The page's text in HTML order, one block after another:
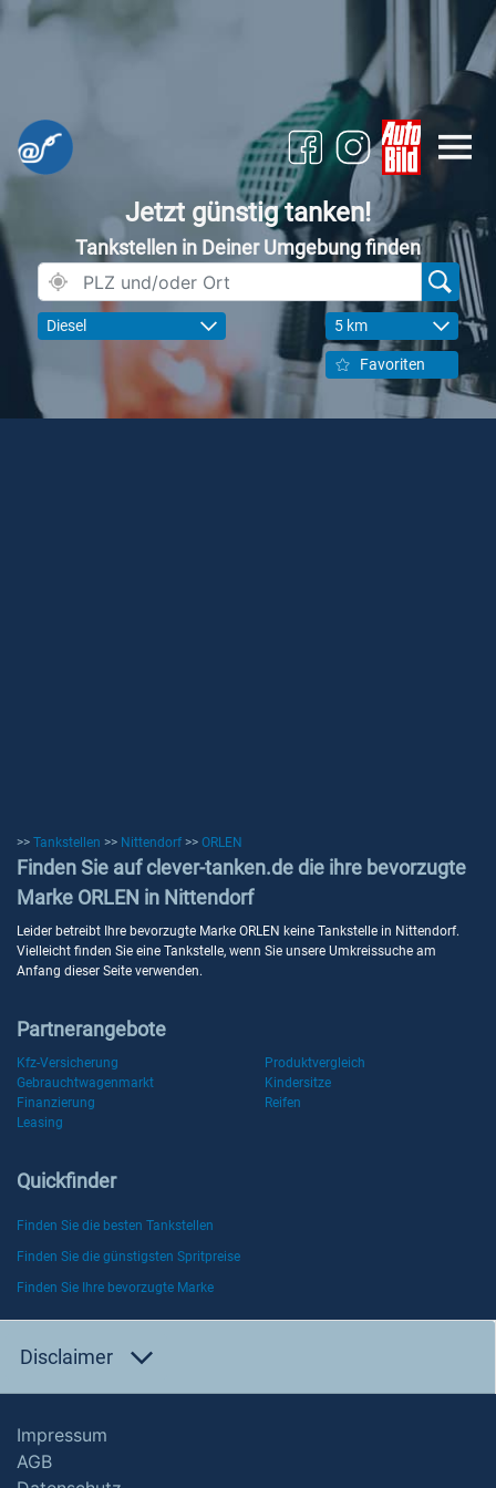
Jetzt günstig tanken!
Tankstellen in Deiner Umgebung finden
Diesel 5 km
Favoriten
>> Tankstellen >> Nittendorf >> ORLEN
Finden Sie auf clever-tanken.de die ihre bevorzugte
Marke ORLEN in Nittendorf
Leider betreibt Ihre bevorzugte Marke ORLEN keine Tankstelle in Nittendorf.
Vielleicht finden Sie eine Tankstelle, wenn Sie unsere Umkreissuche am
Anfang dieser Seite verwenden.
Partnerangebote
Kfz-Versicherung
Produktvergleich
Gebrauchtwagenmarkt
Kindersitze
Finanzierung
Reifen
Leasing
Quickfinder
Finden Sie die besten Tankstellen
Finden Sie die günstigsten Spritpreise
Finden Sie Ihre bevorzugte Marke
Disclaimer
Impressum
AGB